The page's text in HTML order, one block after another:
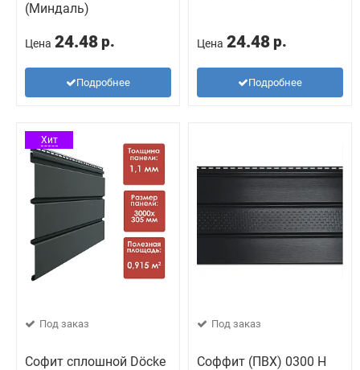
(Миндаль)
Цена 24.48 р.
Подробнее
Цена 24.48 р.
Подробнее
Хит
Под заказ
Софит сплошной Döcke
Под заказ
Соффит (ПВХ) 0300 Н